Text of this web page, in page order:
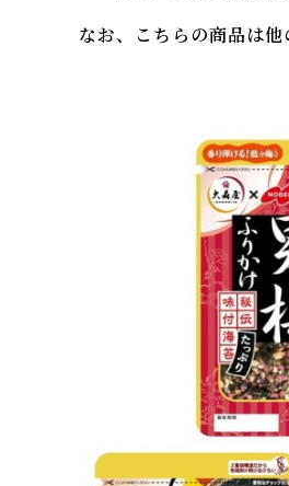
なお、こちらの商品は